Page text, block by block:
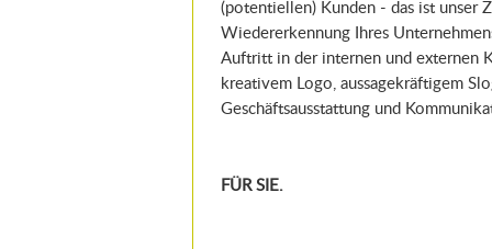
(potentiellen) Kunden - das ist unser
Wiedererkennung Ihres
Auftritt in der internen und externen
kreativem Logo, aussagekräftigem
Geschäftsausstattung und
FÜR SIE.